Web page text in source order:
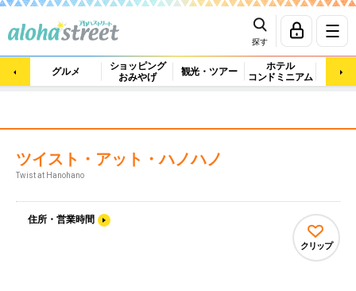
探す
グルメ
ショッピング
おみやげ
観光・ツアー
ホテル
コンドミニアム
マッ
ツイスト・アット・ハノハノ
Twist at Hanohano
住所・営業時間
クリップ